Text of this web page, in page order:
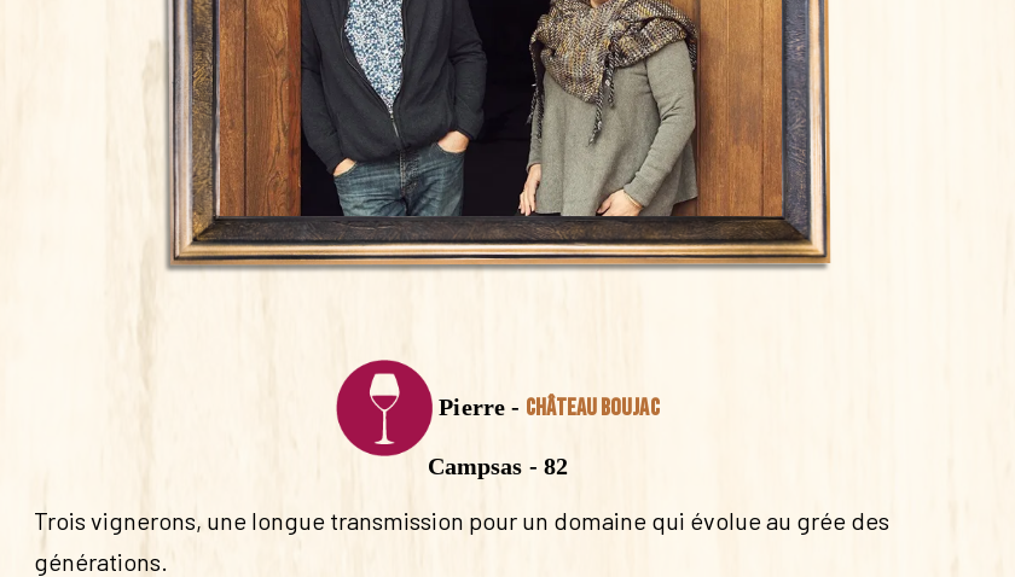
Pierre - Château Boujac
Campsas - 82
Trois vignerons, une longue transmission pour un domaine qui évolue au grée des
générations.